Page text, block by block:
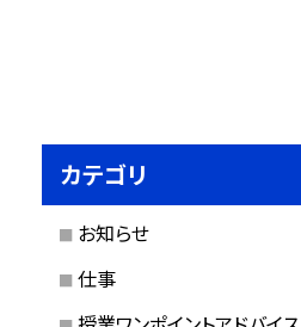
カテゴリ
お知らせ
仕事